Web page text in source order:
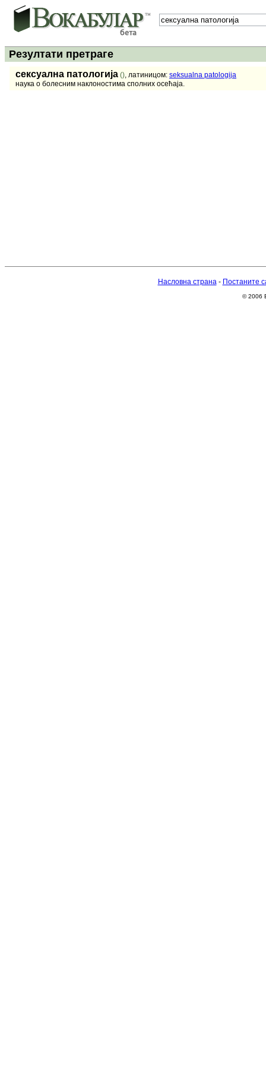
Резултати претраге
сексуална патологија (), латиницом: seksualna patologija
наука о болесним наклоностима сполних осећаја.
Насловна страна- Постаните
© 2006